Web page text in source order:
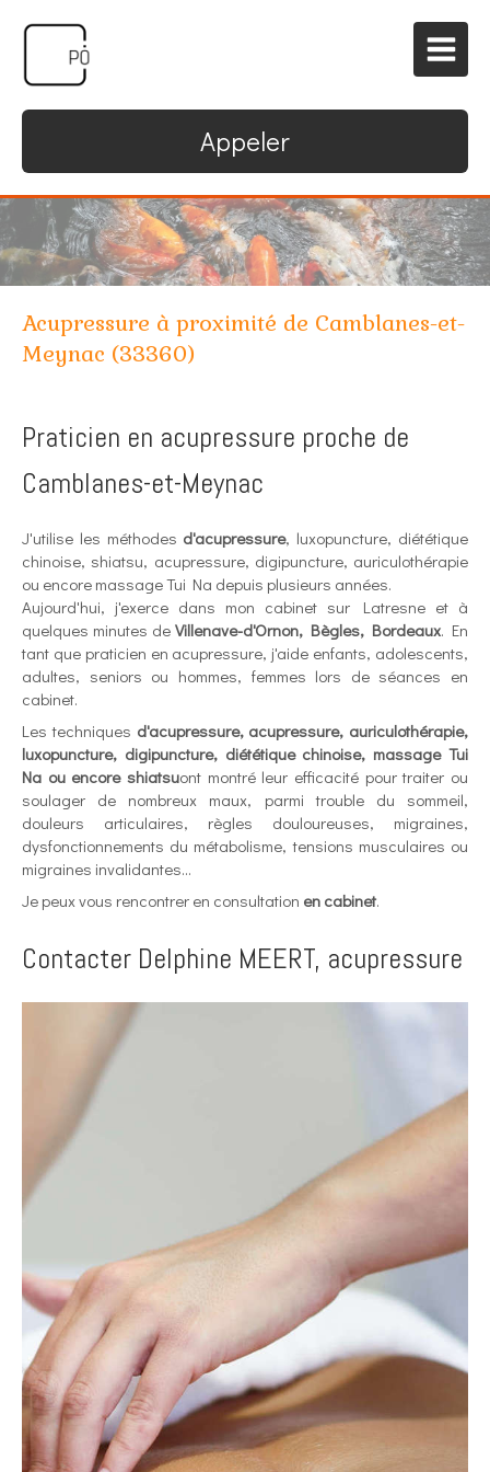
Appeler
Acupressure à proximité de Camblanes-et-
Meynac (33360)
Praticien en acupressure proche de
Camblanes-et-Meynac
J'utilise les méthodes d'acupressure, luxopuncture, diététique
chinoise, shiatsu, acupressure, digipuncture, auriculothérapie
ou encore massage Tui Na depuis plusieurs années.
Aujourd'hui, j'exerce dans mon cabinet sur Latresne et à
quelques minutes de Villenave-d'Ornon, Bègles, Bordeaux. En
tant que praticien en acupressure, j'aide enfants, adolescents,
adultes, seniors ou hommes, femmes lors de séances en
cabinet.
Les techniques d'acupressure, acupressure, auriculothérapie,
luxopuncture, digipuncture, diététique chinoise, massage Tui
Na ou encore shiatsuont montré leur efficacité pour traiter ou
soulager de nombreux maux, parmi trouble du sommeil,
douleurs articulaires, règles douloureuses, migraines,
dysfonctionnements du métabolisme, tensions musculaires ou
migraines invalidantes...
Je peux vous rencontrer en consultation en cabinet.
Contacter Delphine MEERT, acupressure